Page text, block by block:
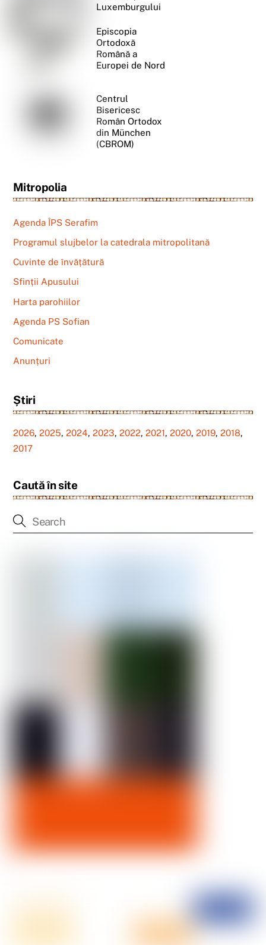
Luxemburgului
Episcopia
Ortodoxă
Română a
Europei de Nord
Centrul
Bisericesc
Român Ortodox
din München
(CBROM)
Mitropolia
Agenda ÎPS Serafim
Programul slujbelor la catedrala mitropolitană
Cuvinte de învățătură
Sfinții Apusului
Harta parohiilor
Agenda PS Sofian
Comunicate
Anunțuri
Știri
2026,2025,2024,2023,2022,2021,2020,2019,2018,
2017
Caută în site